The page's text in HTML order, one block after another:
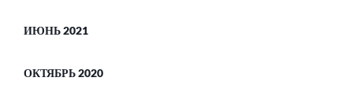
ИЮНЬ 2021
ОКТЯБРЬ 2020